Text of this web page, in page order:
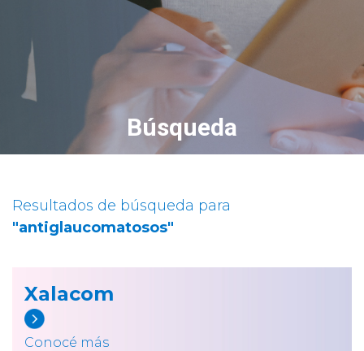
Búsqueda
Resultados de búsqueda para
"antiglaucomatosos"
Xalacom
Conocé más